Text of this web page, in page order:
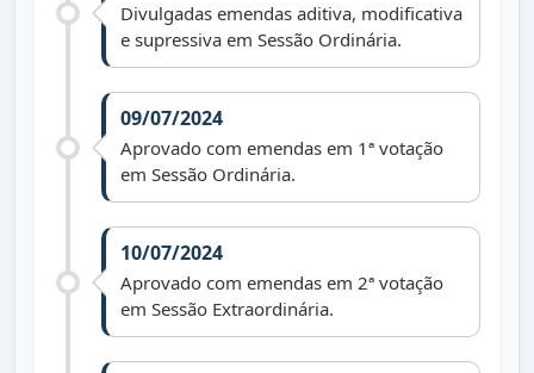
Divulgadas emendas aditiva, modificativa
e supressiva em Sessão Ordinária.
09/07/2024
Aprovado com emendas em 1ª votação
em Sessão Ordinária.
10/07/2024
Aprovado com emendas em 2ª votação
em Sessão Extraordinária.